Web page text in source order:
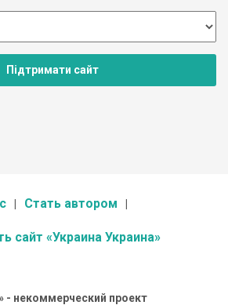
Підтримати сайт
Стать автором
сайт «Украина Украина»
- некоммерческий проект